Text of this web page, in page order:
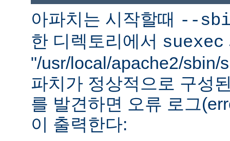
아파치는 시작할때 --
한 디렉토리에서 suexec
"/usr/local/apache2/sbin/
파치가 정상적으로 구성
를 발견하면 오류 로그
이 출력한다: